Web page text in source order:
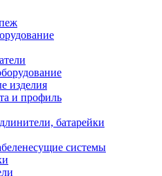
изделия
и профиль
батарейки
системы